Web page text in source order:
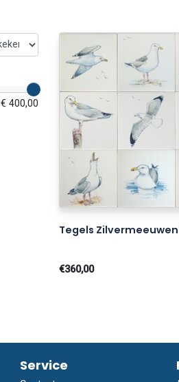
€ 400,00
Tegels Zilvermeeuwen
€360,00
Service